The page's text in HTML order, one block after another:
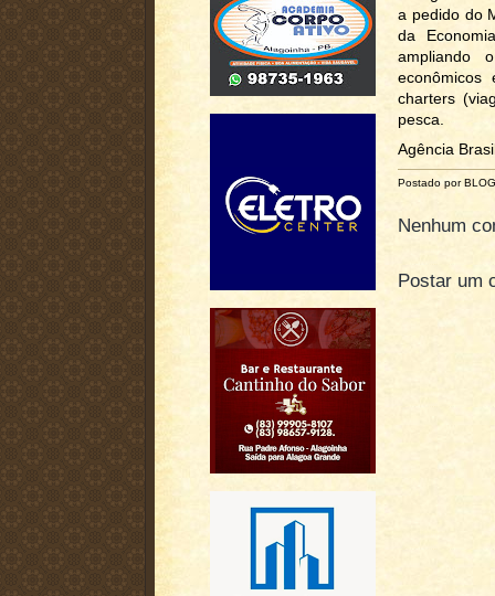
a pedido do
da
ampliando
charters
pesca.
Agência
Postado por
Nenhum
Postar um